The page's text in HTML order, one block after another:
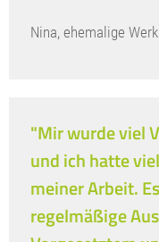
Nina, ehemalige
"Mir wurde viel
und ich hatte
meiner Arbeit.
regelmäßige